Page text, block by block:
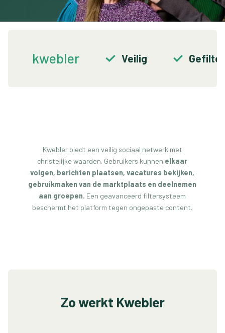
kwebler Veilig
Kwebler biedt een veilig sociaal netwerk met
christelijke waarden. Gebruikers kunnen elkaar
volgen, berichten plaatsen, vacatures bekijken,
gebruikmaken van de marktplaats en deelnemen
aan groepen. Een geavanceerd filtersysteem
beschermt het platform tegen ongepaste content.
Zo werkt Kwebler